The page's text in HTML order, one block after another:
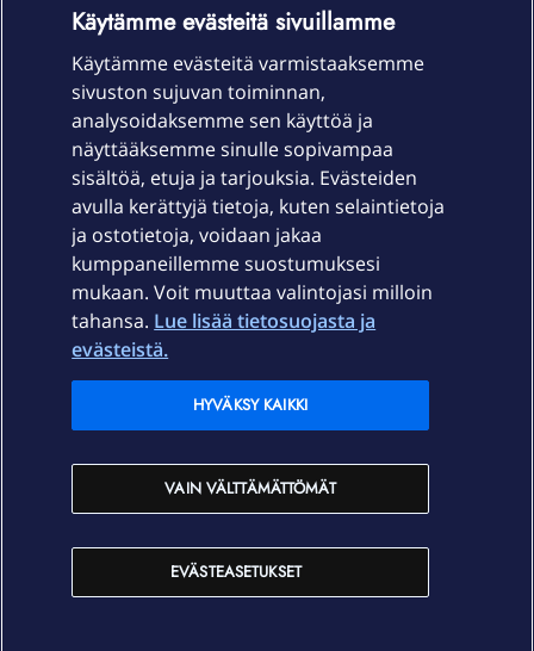
Laitteet & liittymät
Palvelut
Ajankohtaista
Elisa Oyj
In English
Käytämme evästeitä sivuillamme
Käytämme evästeitä varmistaaksemme
sivuston sujuvan toiminnan,
analysoidaksemme sen käyttöä ja
näyttääksemme sinulle sopivampaa
sisältöä, etuja ja tarjouksia. Evästeiden
avulla kerättyjä tietoja, kuten selaintietoja
ja ostotietoja, voidaan jakaa
kumppaneillemme suostumuksesi
mukaan. Voit muuttaa valintojasi milloin
tahansa. Lue lisää tietosuojasta ja
evästeistä.
EVÄSTEASETUKSET
VAIN VÄLTTÄMÄTTÖMÄT
HYVÄKSY KAIKKI